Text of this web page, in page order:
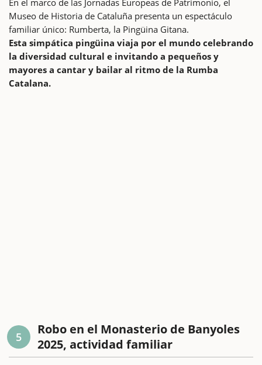
Museo de Historia de Cataluña presenta un espectáculo
familiar único: Rumberta, la Pingüina Gitana.
Esta simpática pingüina viaja por el mundo celebrando
la diversidad cultural e invitando a pequeños y
mayores a cantar y bailar al ritmo de la Rumba
Catalana.
5
Robo en el Monasterio de Banyoles
2025, actividad familiar